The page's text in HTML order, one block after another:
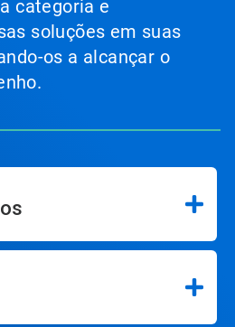
categoria e
soluções em suas
os a alcançar o